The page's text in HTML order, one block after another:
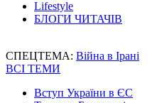
Lifestyle
БЛОГИ ЧИТАЧІВ
СПЕЦТЕМА: Війна в Ірані
ВСІ ТЕМИ
Вступ України в ЄС